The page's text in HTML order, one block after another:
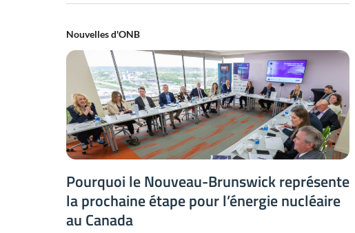
Nouvelles d'ONB
Pourquoi le Nouveau-Brunswick représente
la prochaine étape pour l’énergie nucléaire
au Canada